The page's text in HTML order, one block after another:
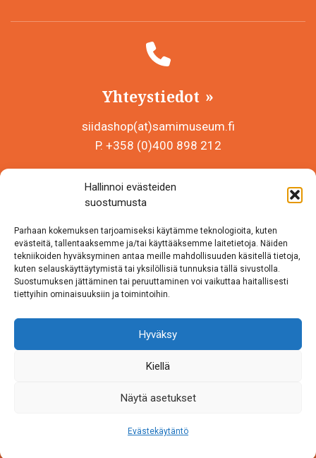
Hallinnoi evästeiden
suostumusta
Parhaan kokemuksen tarjoamiseksi käytämme teknologioita, kuten
evästeitä, tallentaaksemme ja/tai käyttääksemme laitetietoja. Näiden
tekniikoiden hyväksyminen antaa meille mahdollisuuden käsitellä tietoja,
kuten selauskäyttäytymistä tai yksilöllisiä tunnuksia tällä sivustolla.
Suostumuksen jättäminen tai peruuttaminen voi vaikuttaa haitallisesti
tiettyihin ominaisuuksiin ja toimintoihin.
Hyväksy
Kiellä
Näytä asetukset
Evästekäytäntö
Yhteystiedot
siidashop(at)samimuseum.fi
P. +358 (0)400 898 212
Y-tunnus 0625907-2
Inarintie 46
99870 Inari
Löydät meidät myös somesta!
Instagram
Facebook